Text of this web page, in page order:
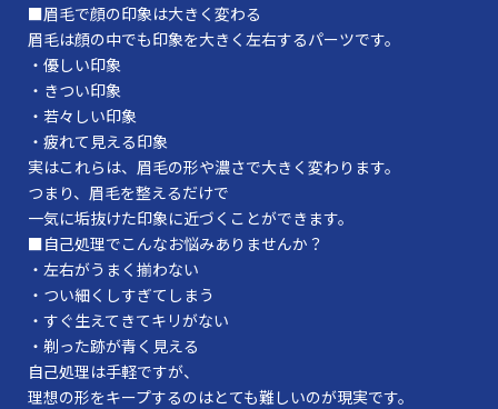
■眉毛で顔の印象は大きく変わる
眉毛は顔の中でも印象を大きく左右するパーツです。
・優しい印象
・きつい印象
・若々しい印象
・疲れて見える印象
実はこれらは、眉毛の形や濃さで大きく変わります。
つまり、眉毛を整えるだけで
一気に垢抜けた印象に近づくことができます。
■自己処理でこんなお悩みありませんか？
・左右がうまく揃わない
・つい細くしすぎてしまう
・すぐ生えてきてキリがない
・剃った跡が青く見える
自己処理は手軽ですが、
理想の形をキープするのはとても難しいのが現実です。